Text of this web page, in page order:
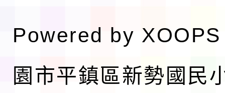
Powered by XOOPS
園市平鎮區新勢國民